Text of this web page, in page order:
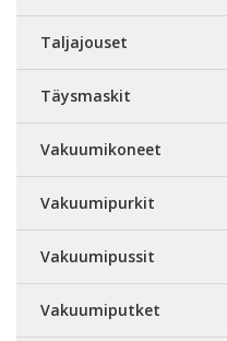
Taljajouset
Täysmaskit
Vakuumikoneet
Vakuumipurkit
Vakuumipussit
Vakuumiputket